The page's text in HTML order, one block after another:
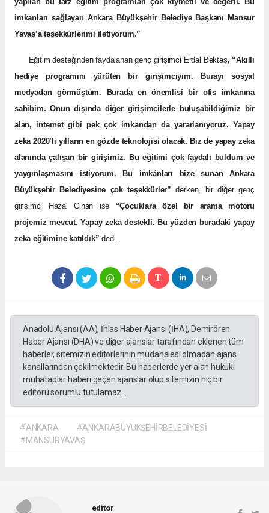
imkanları sağlayan Ankara Büyükşehir Belediye Başkanı Mansur
Yavaş’a teşekkürlerimi iletiyorum.”
Eğitim desteğinden faydalanan genç girişimci Erdal Bektaş, “Akıllı
hediye programını yürüten bir girişimciyim. Burayı sosyal
medyadan görmüştüm. Burada en önemlisi bir ofis imkanına
sahibim. Onun dışında diğer girişimcilerle buluşabildiğimiz bir
alan, internet gibi pek çok imkandan da yararlanıyoruz. Yapay
zeka 2020’li yılların en gözde teknolojisi olacak. Biz de yapay zeka
alanında çalışan bir girişimiz. Bu eğitimi çok faydalı buldum ve
yaygınlaşmasını istiyorum. Bu imkânları bize sunan Ankara
Büyükşehir Belediyesine çok teşekkürler” derken, bir diğer genç
girişimci Hazal Cihan ise “Çocuklara özel bir arama motoru
projemiz mevcut. Yapay zeka destekli. Bu yüzden buradaki yapay
zeka eğitimine katıldık” dedi.
Anadolu Ajansı (AA), İhlas Haber Ajansı (İHA), Demirören
Haber Ajansı (DHA) ve diğer ajanslar tarafından eklenen tüm
haberler, sitemizin editörlerinin müdahalesi olmadan ajans
kanallarından çekilmektedir. Bu haberlerde yer alan hukuki
muhataplar haberi geçen ajanslar olup sitemizin hiç bir
editörü sorumlu tutulamaz...
#ANKARA
#ANKARABÜYÜKŞEHİRBELEDİYESİ
#MANSURYAVAŞ
editor